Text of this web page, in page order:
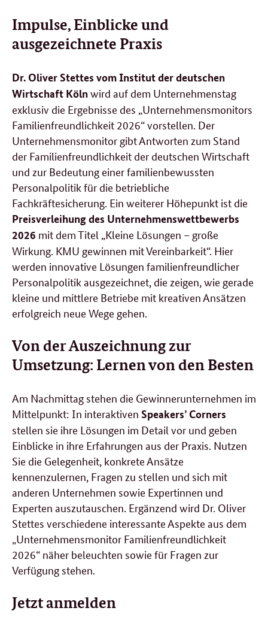
Impulse, Einblicke und
ausgezeichnete Praxis
Dr. Oliver Stettes vom Institut der deutschen
Wirtschaft Kölnwird auf dem Unternehmenstag
exklusiv die Ergebnisse des „Unternehmensmonitors
Familienfreundlichkeit 2026“ vorstellen. Der
Unternehmensmonitor gibt Antworten zum Stand
der Familienfreundlichkeit der deutschen Wirtschaft
und zur Bedeutung einer familienbewussten
Personalpolitik für die betriebliche
Fachkräftesicherung. Ein weiterer Höhepunkt ist die
Preisverleihung des Unternehmenswettbewerbs
2026 mit dem Titel „Kleine Lösungen – große
Wirkung. KMU gewinnen mit Vereinbarkeit“. Hier
werden innovative Lösungen familienfreundlicher
Personalpolitik ausgezeichnet, die zeigen, wie gerade
kleine und mittlere Betriebe mit kreativen Ansätzen
erfolgreich neue Wege gehen.
Von der Auszeichnung zur
Umsetzung: Lernen von den Besten
Am Nachmittag stehen die Gewinnerunternehmen im
Mittelpunkt: In interaktiven Speakers’ Corners
stellen sie ihre Lösungen im Detail vor und geben
Einblicke in ihre Erfahrungen aus der Praxis. Nutzen
Sie die Gelegenheit, konkrete Ansätze
kennenzulernen, Fragen zu stellen und sich mit
anderen Unternehmen sowie Expertinnen und
Experten auszutauschen. Ergänzend wird Dr. Oliver
Stettes verschiedene interessante Aspekte aus dem
„Unternehmensmonitor Familienfreundlichkeit
2026“ näher beleuchten sowie für Fragen zur
Verfügung stehen.
Jetzt anmelden